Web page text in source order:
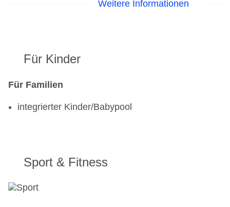
Weitere Informationen
Für Kinder
Für Familien
integrierter Kinder/Babypool
Sport & Fitness